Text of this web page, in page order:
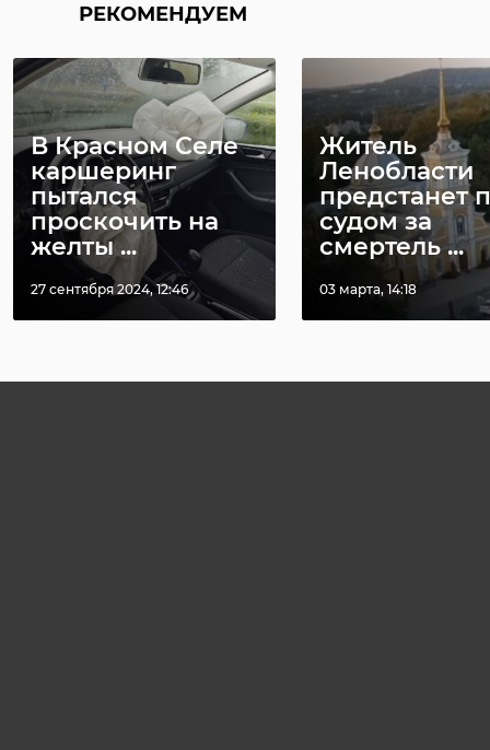
РЕКОМЕНДУЕМ
В Красном Селе
каршеринг
пытался
проскочить на
желты ...
27 сентября 2024, 12:46
Житель
Ленобласти
предстанет
судом за
смертель ...
03 марта, 14:18